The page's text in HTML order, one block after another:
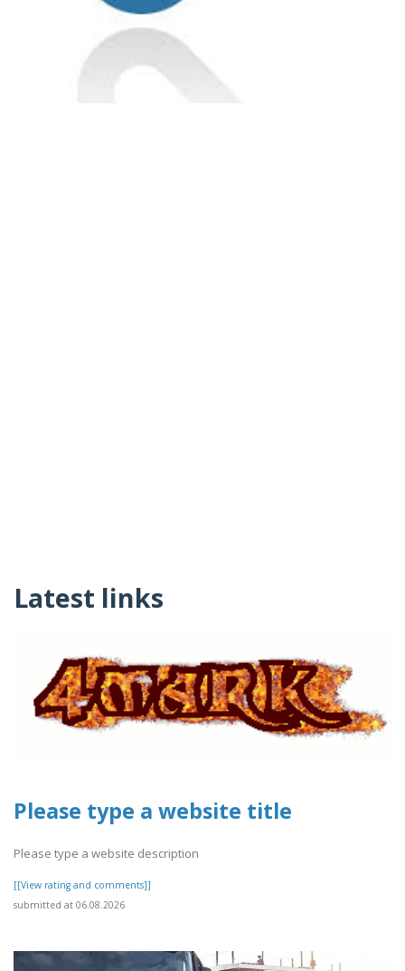
Latest links
Please type a website title
Please type a website description
[[View rating and comments]]
submitted at 06.08.2026